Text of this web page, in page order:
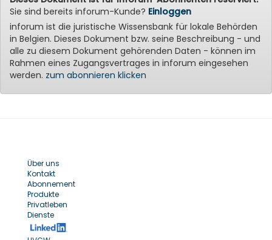
Sie sind bereits inforum-Kunde? Einloggen
inforum ist die juristische Wissensbank für lokale Behörden
in Belgien. Dieses Dokument bzw. seine Beschreibung - und
alle zu diesem Dokument gehörenden Daten - können im
Rahmen eines Zugangsvertrages in inforum eingesehen
werden. zum abonnieren klicken
Über uns
Kontakt
Abonnement
Produkte
Privatleben
Dienste